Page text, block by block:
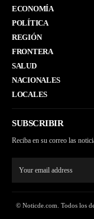
ECONOMÍA
POLÍTICA
REGIÓN
FRONTERA
SALUD
NACIONALES
LOCALES
SUBSCRIBIR
Reciba en su correo las
© Noticde.com. Todos los